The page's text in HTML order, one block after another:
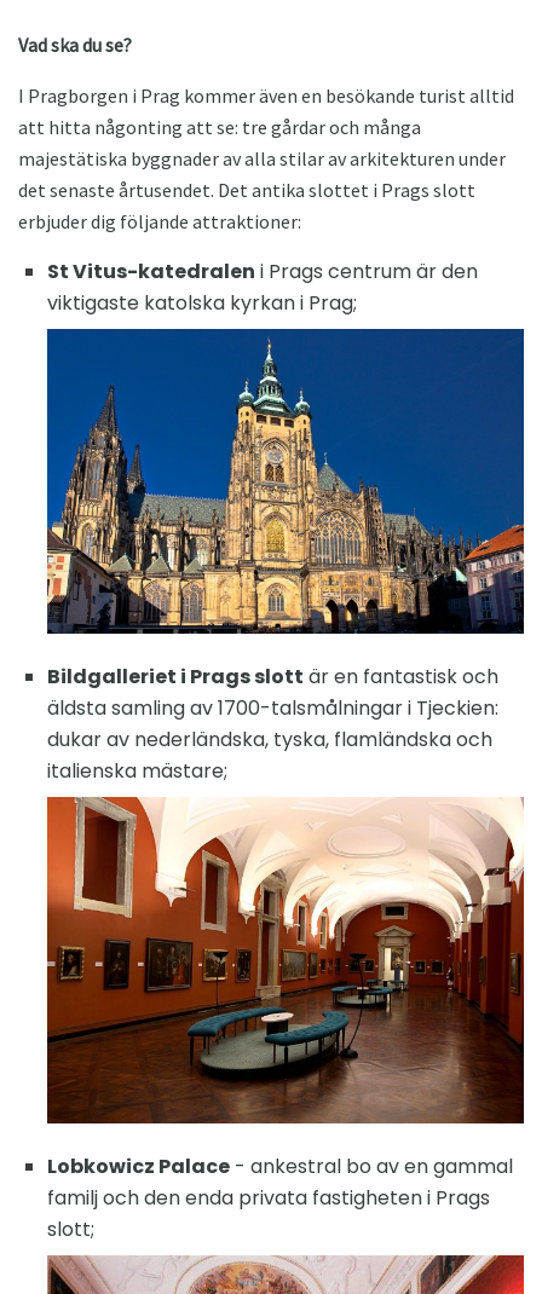
Vad ska du se?
I Pragborgen i Prag kommer även en besökande turist alltid
att hitta någonting att se: tre gårdar och många
majestätiska byggnader av alla stilar av arkitekturen under
det senaste årtusendet. Det antika slottet i Prags slott
erbjuder dig följande attraktioner:
St Vitus-katedralen i Prags centrum är den
viktigaste katolska kyrkan i Prag;
Bildgalleriet i Prags slott är en fantastisk och
äldsta samling av 1700-talsmålningar i Tjeckien:
dukar av nederländska, tyska, flamländska och
italienska mästare;
Lobkowicz Palace - ankestral bo av en gammal
familj och den enda privata fastigheten i Prags
slott;